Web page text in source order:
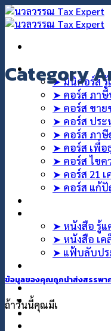
คอร์สออนไลน์
➤ มินิคอร์ส รู้
➤ คอร์ส ภาษี
➤ คอร์ส ขาย
➤ คอร์ส ประ
➤ คอร์ส ภาษี
➤ คอร์ส เพื่อ
➤ คอร์ส ไขค
➤ คอร์ส 21
➤ คอร์ส แก้ปั
➤ หนังสือ รู้
➤ หนังสือ เ
➤ แฟ้บลับปร
แกลอรี่
เกี่ยวกับเรา
ติดต่อเรา
Category
ข้อมูลของคุณถูกนำส่งสรรพา
ถ้าวันนี้คุณมีเ